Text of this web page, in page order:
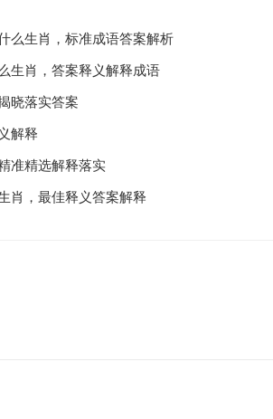
么生肖，标准成语答案解析
生肖，答案释义解释成语
晓落实答案
解释
准精选解释落实
肖，最佳释义答案解释